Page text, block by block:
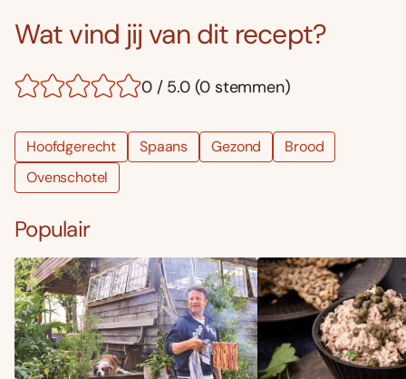
Wat vind jij van dit recept?
0 / 5.0 (0 stemmen)
Hoofdgerecht Spaans Gezond
Brood
Ovenschotel
Populair